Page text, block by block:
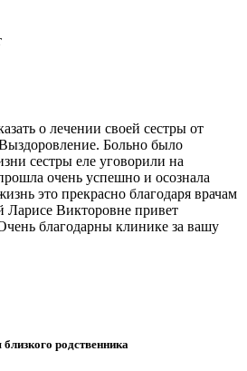
о лечении своей сестры от
Больно было
сестры еле уговорили на
очень успешно и осознала
это прекрасно благодаря врачам
Ларисе Викторовне привет
благодарны клинике за вашу
родственника